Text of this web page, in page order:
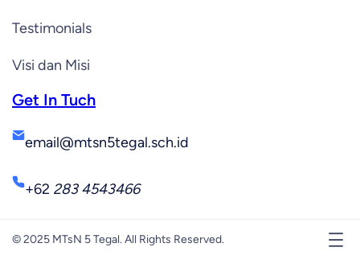
Testimonials
Visi dan Misi
Get In Tuch
email@mtsn5tegal.sch.id
+62 283 4543466
© 2025 MTsN 5 Tegal. All Rights Reserved.